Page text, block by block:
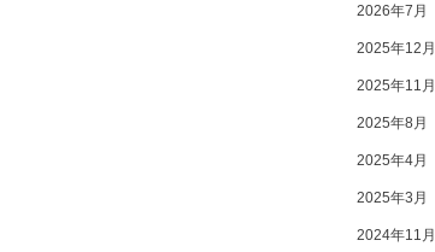
2026年7月
2025年12月
2025年11月
2025年8月
2025年4月
2025年3月
2024年11月